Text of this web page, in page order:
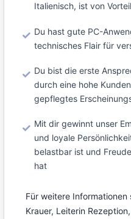
Italienisch, ist von
Du hast gute PC-
technisches Flair für
Du bist die erste
durch eine hohe
gepflegtes
Mit dir gewinnt unser
und loyale
belastbar ist und
hat
Für weitere
Krauer, Leiterin